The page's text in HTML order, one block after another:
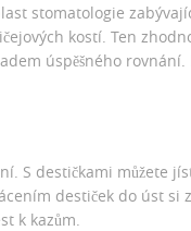
stomatologie
kostí . Ten
úspěšného rovnání.
S destičkami můžete
destiček do úst si
k kazům.